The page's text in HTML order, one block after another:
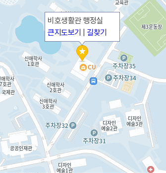
비호생활관 행정실
큰지도보기
길찾기